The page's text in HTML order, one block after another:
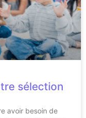
sélection
avoir besoin de